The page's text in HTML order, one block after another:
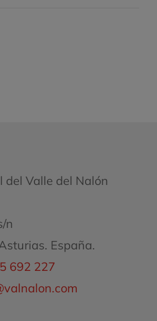
Valle del Nalón
n
España.
692 227